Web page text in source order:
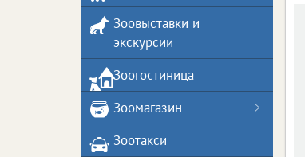
Зоовыставки и
экскурсии
Зоогостиница
Зоомагазин
Зоотакси